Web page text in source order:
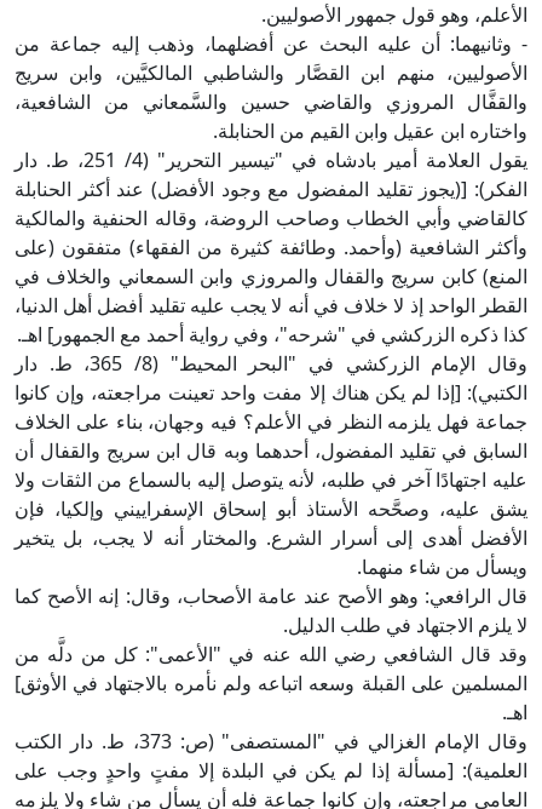
الأعلم، وهو قول جمهور الأصوليين.
- وثانيهما: أن عليه البحث عن أفضلهما، وذهب إليه جماعة من
الأصوليين، منهم ابن القصَّار والشاطبي المالكيَّين، وابن سريج
والقفَّال المروزي والقاضي حسين والسَّمعاني من الشافعية،
واختاره ابن عقيل وابن القيم من الحنابلة.
يقول العلامة أمير بادشاه في "تيسير التحرير" (4/ 251، ط. دار
الفكر): [(يجوز تقليد المفضول مع وجود الأفضل) عند أكثر الحنابلة
كالقاضي وأبي الخطاب وصاحب الروضة، وقاله الحنفية والمالكية
وأكثر الشافعية (وأحمد. وطائفة كثيرة من الفقهاء) متفقون (على
المنع) كابن سريج والقفال والمروزي وابن السمعاني والخلاف في
القطر الواحد إذ لا خلاف في أنه لا يجب عليه تقليد أفضل أهل الدنيا،
كذا ذكره الزركشي في "شرحه"، وفي رواية أحمد مع الجمهور] اهـ.
وقال الإمام الزركشي في "البحر المحيط" (8/ 365، ط. دار
الكتبي): [إذا لم يكن هناك إلا مفت واحد تعينت مراجعته، وإن كانوا
جماعة فهل يلزمه النظر في الأعلم؟ فيه وجهان، بناء على الخلاف
السابق في تقليد المفضول، أحدهما وبه قال ابن سريج والقفال أن
عليه اجتهادًا آخر في طلبه، لأنه يتوصل إليه بالسماع من الثقات ولا
يشق عليه، وصحَّحه الأستاذ أبو إسحاق الإسفراييني وإلكيا، فإن
الأفضل أهدى إلى أسرار الشرع. والمختار أنه لا يجب، بل يتخير
ويسأل من شاء منهما.
قال الرافعي: وهو الأصح عند عامة الأصحاب، وقال: إنه الأصح كما
لا يلزم الاجتهاد في طلب الدليل.
وقد قال الشافعي رضي الله عنه في "الأعمى": كل من دلَّه من
المسلمين على القبلة وسعه اتباعه ولم نأمره بالاجتهاد في الأوثق]
اهـ.
وقال الإمام الغزالي في "المستصفى" (ص: 373، ط. دار الكتب
العلمية): [مسألة إذا لم يكن في البلدة إلا مفتٍ واحدٍ وجب على
العامي مراجعته، وإن كانوا جماعة فله أن يسأل من شاء ولا يلزمه